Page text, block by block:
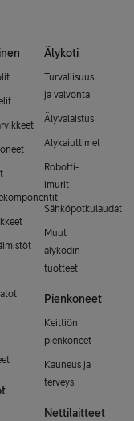
Älykoti
Turvallisuus
ja valvonta
Älyvalaistus
Älykaiuttimet
Robotti-
imurit
Sähköpotkulaudat
Muut
älykodin
tuotteet
Pienkoneet
Keittiön
pienkoneet
Kauneus ja
terveys
Nettilaitteet